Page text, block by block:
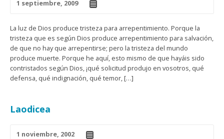
1 septiembre, 2009
La luz de Dios produce tristeza para arrepentimiento. Porque la
tristeza que es según Dios produce arrepentimiento para salvación,
de que no hay que arrepentirse; pero la tristeza del mundo
produce muerte. Porque he aquí, esto mismo de que hayáis sido
contristados según Dios, ¡qué solicitud produjo en vosotros, qué
defensa, qué indignación, qué temor, […]
Laodicea
1 noviembre, 2002